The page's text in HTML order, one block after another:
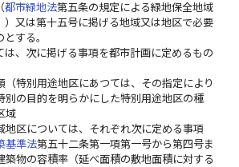
都市緑地法第五条の規定による緑地保全地域
）又は第十五号に掲げる地域又は地区で必要
する。
は、次に掲げる事項を都市計画に定めるもの
（特別用途地区にあつては、その指定により
別の目的を明らかにした特別用途地区の種
域
地区については、それぞれ次に定める事項
基準法第五十二条第一項第一号から第四号ま
築物の容積率（延べ面積の敷地面積に対する